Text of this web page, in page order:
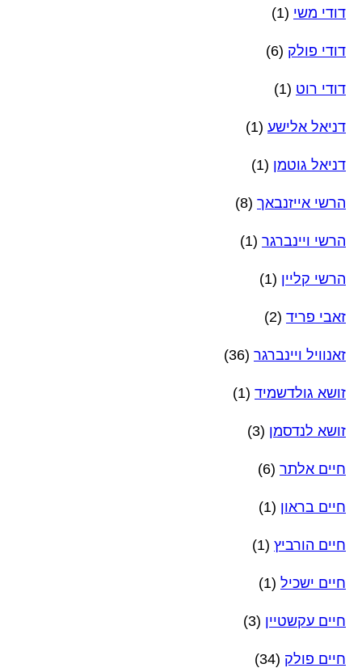
דודי משי (1)
דודי פולק (6)
דודי רוט (1)
דניאל אלישע (1)
דניאל גוטמן (1)
הרשי אייזנבאך (8)
הרשי ויינברגר (1)
הרשי קליין (1)
זאבי פריד (2)
זאנוויל ויינברגר (36)
זושא גולדשמיד (1)
זושא לנדסמן (3)
חיים אלתר (6)
חיים בראון (1)
חיים הורביץ (1)
חיים ישכיל (1)
חיים עקשטיין (3)
חיים פולק (34)